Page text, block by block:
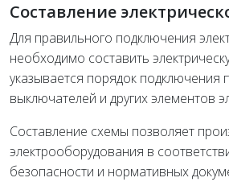
Составление
Для правильного подключения
необходимо составить
указывается порядок подключения
выключателей и других элементов
Составление схемы позволяет
электрооборудования в
безопасности и нормативных